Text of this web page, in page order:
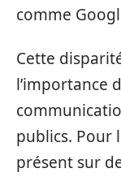
comme
Cette
l’importance
publics. Pour
présent sur